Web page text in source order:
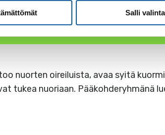
Salli valinta
nuorten oireiluista, avaa syitä
tukea nuoriaan. Pääkohderyhmänä